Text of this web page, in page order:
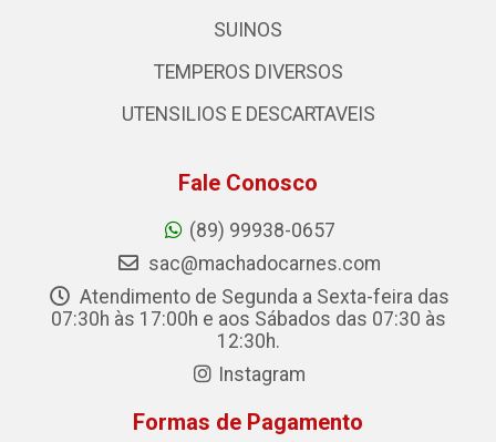
SUINOS
TEMPEROS DIVERSOS
UTENSILIOS E DESCARTAVEIS
Fale Conosco
(89) 99938-0657
sac@machadocarnes.com
Atendimento de Segunda a Sexta-feira das
07:30h às 17:00h e aos Sábados das 07:30 às
12:30h.
Instagram
Formas de Pagamento